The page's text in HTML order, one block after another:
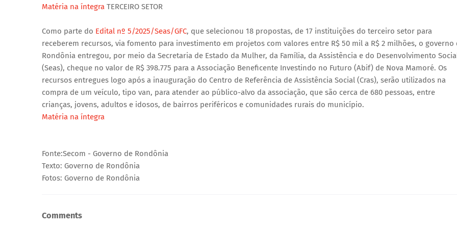
Matéria na íntegra TERCEIRO SETOR
Como parte do Edital nº 5/2025/Seas/GFC, que selecionou 18 propostas, de 17 instituições do terceiro setor para
receberem recursos, via fomento para investimento em projetos com valores entre R$ 50 mil a R$ 2 milhões, o governo
Rondônia entregou, por meio da Secretaria de Estado da Mulher, da Família, da Assistência e do Desenvolvimento
(Seas), cheque no valor de R$ 398.775 para a Associação Beneficente Investindo no Futuro (Abif) de Nova Mamoré. Os
recursos entregues logo após a inauguração do Centro de Referência de Assistência Social (Cras), serão utilizados na
compra de um veículo, tipo van, para atender ao público-alvo da associação, que são cerca de 680 pessoas, entre
crianças, jovens, adultos e idosos, de bairros periféricos e comunidades rurais do município.
Matéria na íntegra
Fonte:Secom - Governo de Rondônia
Texto: Governo de Rondônia
Fotos: Governo de Rondônia
Comments